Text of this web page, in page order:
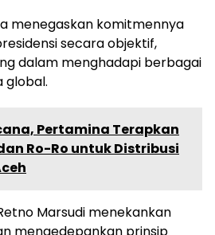
menegaskan komitmennya
secara objektif,
dalam menghadapi berbagai
global.
Pertamina Terapkan
Ro-Ro untuk Distribusi
Marsudi menekankan
mengedepankan prinsip